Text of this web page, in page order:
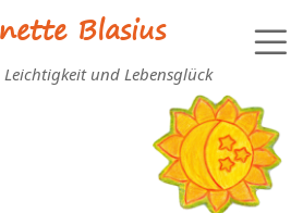
Blasius
und Lebensglück